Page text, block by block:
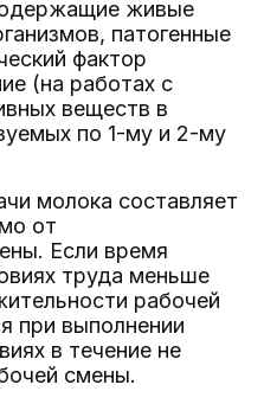
живые
патогенные
фактор
(на работах с
веществ в
по 1-му и 2-му
молока составляет
от
Если время
труда меньше
рабочей
при выполнении
в течение не
смены.